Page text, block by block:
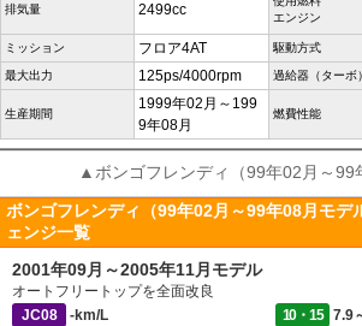
排気量 2499cc
エンジン
ミッション フロア4AT 駆動方式
最大出力 125ps/4000rpm 過給器（ターボ）
生産期間
1999年02月～199
9年08月
燃費性能
▲ボンゴフレンディ（99年02月～99
ボンゴフレンディ（99年02月～99年08月モデ
ェンジ一覧
2001年09月～2005年11月モデル
オートフリートップを全面改良
JC08
-km/L 10・15 7.9